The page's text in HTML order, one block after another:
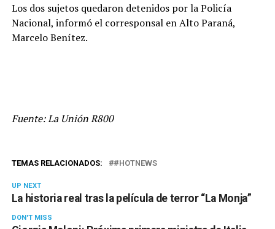
Los dos sujetos quedaron detenidos por la Policía
Nacional, informó el corresponsal en Alto Paraná,
Marcelo Benítez.
Fuente: La Unión R800
TEMAS RELACIONADOS: #HOTNEWS
UP NEXT
La historia real tras la película de terror “La Monja”
DON'T MISS